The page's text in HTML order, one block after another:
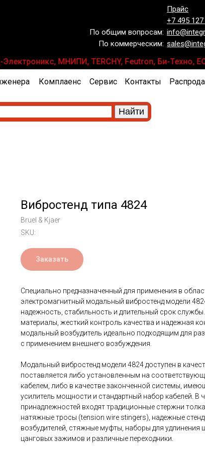
Прайс
+7 495
По общим вопросам:
По коммерческим:
МНИПИ, TERCHY, Feutron, Би-Техно,
Контакты
Комплаенс Сервис
Вибростенд типа 4824
Bruel & Kjaer
SKU:
Заказать
Специально предназначенный для применения в
электромагнитный модальный вибростенд модели
надежность, стабильность и длительный срок
материалы, жесткий контроль качества и надежная
модальный возбудитель идеально подходящим для
с применением внешнего возбуждения.
Модальный вибростенд модели 4824 доступен в
поставляется либо установленным на
кабелем, либо в качестве законченной системы,
усилитель мощности и стандартный набор кабелей. В
принадлежностей входят традиционные стержни
натяжные тросы (tension wire stingers), надежные
возбудителей, стяжные муфты, наборы для удлинения
цанговых зажимов и различные переходники.